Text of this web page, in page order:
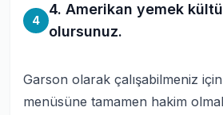
4
4. Amerikan yemek
olursunuz.
Garson olarak çalışabilmeniz
menüsüne tamamen hakim